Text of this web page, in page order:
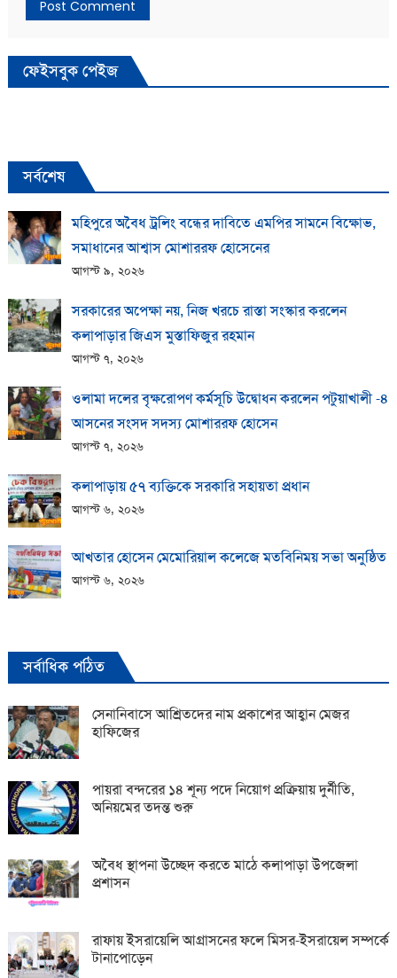
ফেইসবুক পেইজ
সর্বশেষ
মহিপুরে অবৈধ ট্রলিং বন্ধের দাবিতে এমপির সামনে বিক্ষোভ,
সমাধানের আশ্বাস মোশাররফ হোসেনের
আগস্ট ৯, ২০২৬
সরকারের অপেক্ষা নয়, নিজ খরচে রাস্তা সংস্কার করলেন
কলাপাড়ার জিএস মুস্তাফিজুর রহমান
আগস্ট ৭, ২০২৬
ওলামা দলের বৃক্ষরোপণ কর্মসূচি উদ্বোধন করলেন পটুয়াখালী -৪
আসনের সংসদ সদস্য মোশাররফ হোসেন
আগস্ট ৭, ২০২৬
কলাপাড়ায় ​৫৭ ব্যক্তিকে সরকারি সহায়তা প্রধান
আগস্ট ৬, ২০২৬
আখতার হোসেন মেমোরিয়াল কলেজে মতবিনিময় সভা অনুষ্ঠিত
আগস্ট ৬, ২০২৬
সর্বাধিক পঠিত
সেনানিবাসে আশ্রিতদের নাম প্রকাশের আহ্বান মেজর
হাফিজের
পায়রা বন্দরের ১৪ শূন্য পদে নিয়োগ প্রক্রিয়ায় দুর্নীতি,
অনিয়মের তদন্ত শুরু
অবৈধ স্থাপনা উচ্ছেদ করতে মাঠে কলাপাড়া উপজেলা
প্রশাসন
রাফায় ইসরায়েলি আগ্রাসনের ফলে মিসর-ইসরায়েল সম্পর্কে
টানাপোড়েন